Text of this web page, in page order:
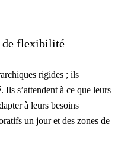
de flexibilité
rigides ; ils
s’attendent à ce que leurs
à leurs besoins
un jour et des zones de